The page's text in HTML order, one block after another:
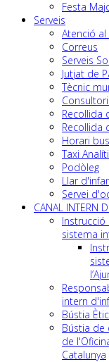
Festa
Serveis
Atenció
Correus
Serveis
Jutjat de
Tècnic
Recollida
Recollida
Horari bus
Taxi
Podòleg
Llar
Servei
CANAL INTERN
sistema
intern
Bústia
Bústia de
de
Catalunya